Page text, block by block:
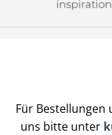
Für Bestellungen
uns bitte unter